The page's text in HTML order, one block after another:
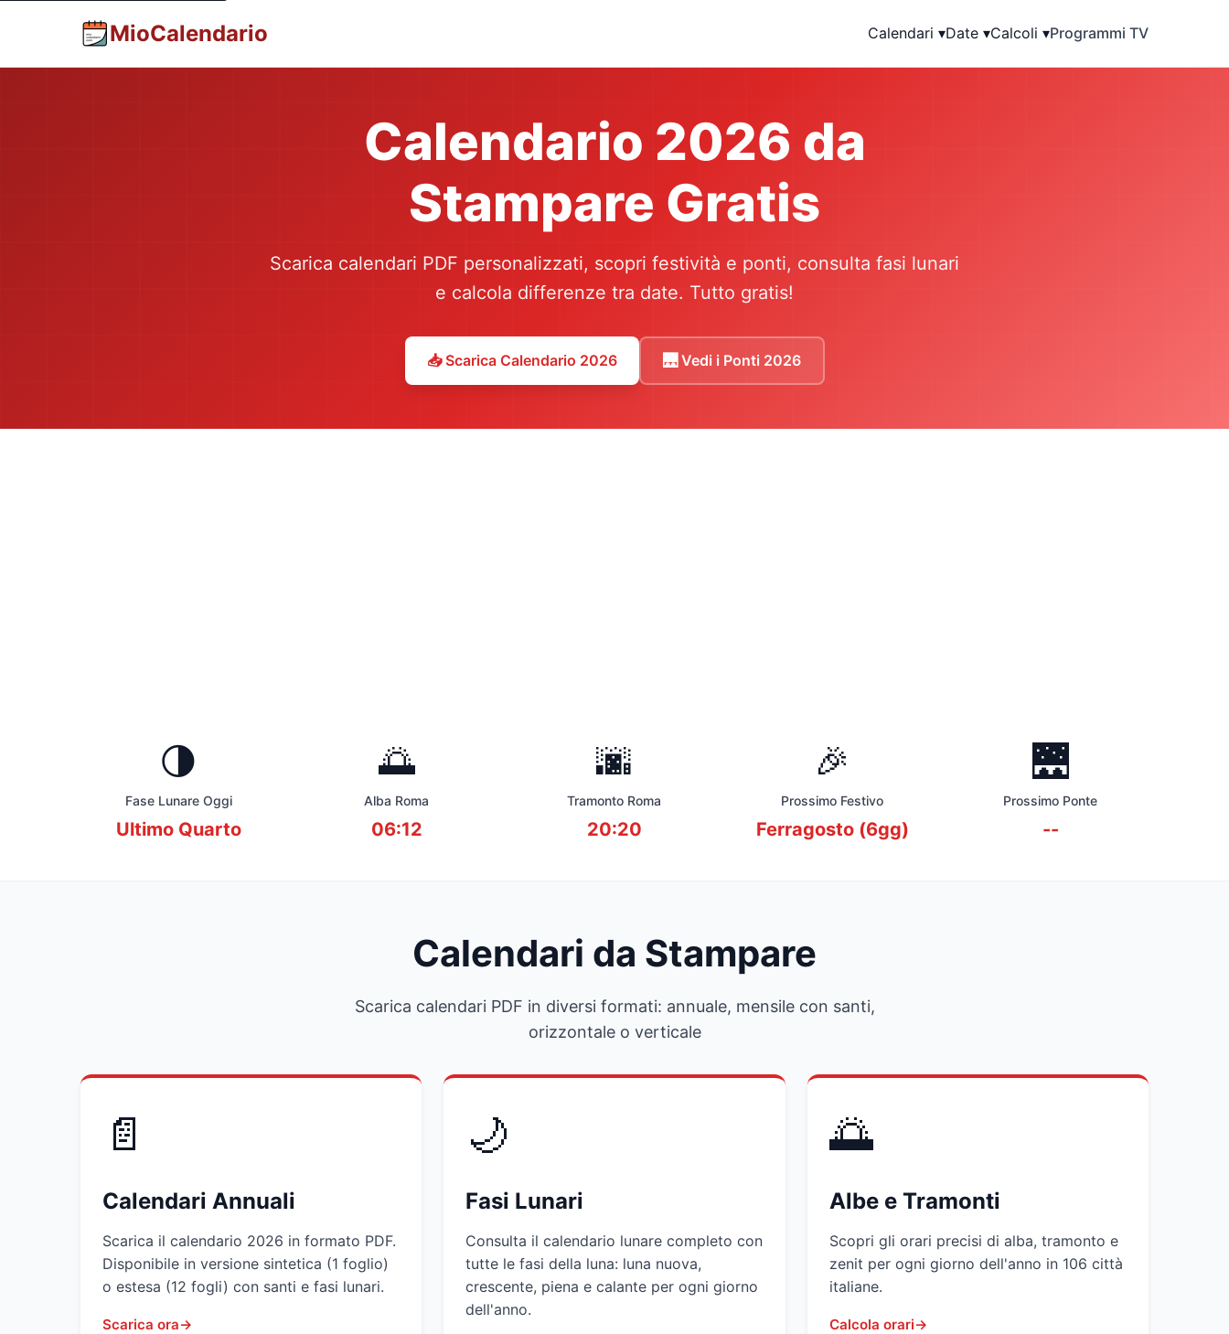
MioCalendario Calendari ▾Date ▾Calcoli ▾Programmi TV
Calendario 2026 da
Stampare Gratis
Scarica calendari PDF personalizzati, scopri festività e ponti, consulta fasi lunari
e calcola differenze tra date. Tutto gratis!
📥 Scarica Calendario 2026 🌉 Vedi i Ponti 2026
🌗
Fase Lunare Oggi
Ultimo Quarto
🌅
Alba Roma
06:12
🌆
Tramonto Roma
20:20
🎉
Prossimo Festivo
Ferragosto (6gg)
🌉
Prossimo Ponte
--
Calendari da Stampare
Scarica calendari PDF in diversi formati: annuale, mensile con santi,
orizzontale o verticale
📄
Calendari Annuali
Scarica il calendario 2026 in formato PDF.
Disponibile in versione sintetica (1 foglio)
o estesa (12 fogli) con santi e fasi lunari.
Scarica ora
🌙
Fasi Lunari
Consulta il calendario lunare completo con
tutte le fasi della luna: luna nuova,
crescente, piena e calante per ogni giorno
dell'anno.
🌅
Albe e Tramonti
Scopri gli orari precisi di alba, tramonto e
zenit per ogni giorno dell'anno in 106 città
italiane.
Calcola orari